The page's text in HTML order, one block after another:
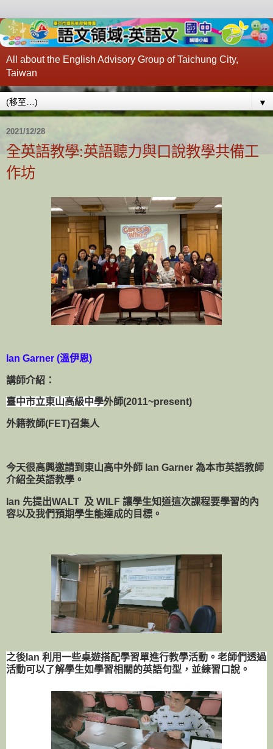
All about the English Advisory Group of Taichung City,
Taiwan
▼
2021/12/28
全英語教學:英語聽力與口說教學共備工
作坊
Ian Garner (溫伊恩)
講師介紹：
臺中市立東山高級中學外師(2011~present)
外籍教師(FET)召集人
今天很高興邀請到東山高中外師 Ian Garner 為本市英語教師
介紹全英語教學。
Ian 先提出WALT 及 WILF 讓學生知道這次課程要學習的內
容以及我們預期學生能達成的目標。
之後Ian 利用一些桌遊搭配學習單進行教學活動。老師們透過
活動可以了解學生如學習相關的英語句型，並練習口說。